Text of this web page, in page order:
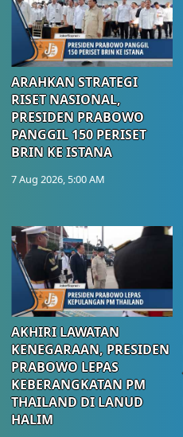
ARAHKAN STRATEGI
RISET NASIONAL,
PRESIDEN PRABOWO
PANGGIL 150 PERISET
BRIN KE ISTANA
7 Aug 2026, 5:00 AM
AKHIRI LAWATAN
KENEGARAAN, PRESIDEN
PRABOWO LEPAS
KEBERANGKATAN PM
THAILAND DI LANUD
HALIM